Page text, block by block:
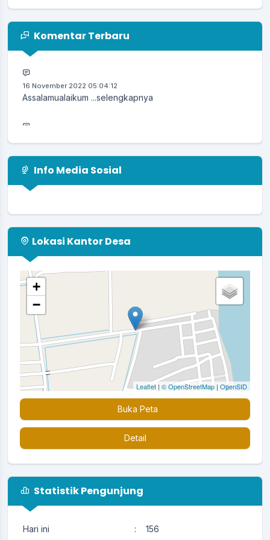
Komentar Terbaru
Yth Pengguna Tema DeNatra Kami dari
https://temaopensid.com Mohon...
16 November 2022 05:04:12
Assalamualaikum ...selengkapnya
Mantap Pak wali...selengkapnya
Info Media Sosial
Lokasi Kantor Desa
+
−
Leaflet | © OpenStreetMap | OpenSID
Buka Peta
Detail
Statistik Pengunjung
Hari ini : 156